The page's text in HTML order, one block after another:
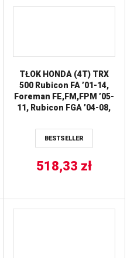
TŁOK HONDA (4T) TRX
500 Rubicon FA ’01-14,
Foreman FE,FM,FPM ’05-
11, Rubicon FGA ’04-08,
(+1,00MM=92,96MM) –
DRUGI GATUNEK –
PŁASZCZU (SWORZEŃ
20MM) WOSSNER
BESTSELLER
518,33 zł